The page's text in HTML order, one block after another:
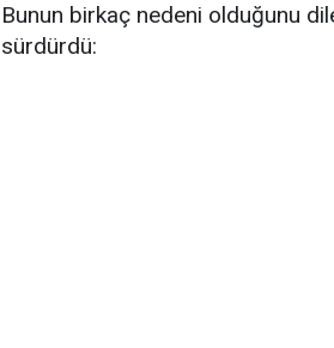
Bunun birkaç nedeni olduğunu
sürdürdü: